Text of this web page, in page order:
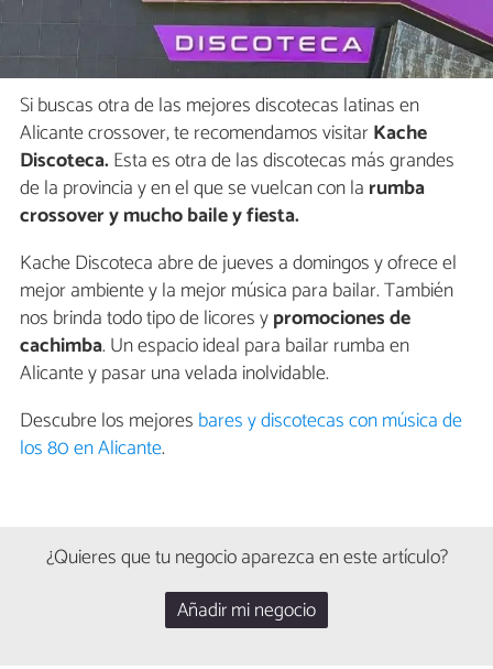
Si buscas otra de las mejores discotecas latinas en
Alicante crossover, te recomendamos visitarKache
Discoteca.Esta es otra de las discotecas más grandes
de la provincia y en el que se vuelcan con la rumba
crossover y mucho baile y fiesta.
Kache Discoteca abre de jueves a domingos y ofrece el
mejor ambiente y la mejor música para bailar. También
nos brinda todo tipo de licores ypromociones de
cachimba. Un espacio ideal para bailar rumba en
Alicante y pasar una velada inolvidable.
Descubre los mejores bares y discotecas con música de
los 80 en Alicante.
¿Quieres que tu negocio aparezca en este artículo?
Añadir mi negocio